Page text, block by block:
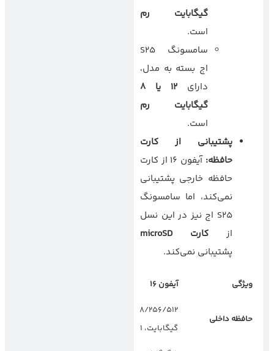
گیگابایت رم
است.
سامسونگ S25
اج بسته به مدل،
دارای۱۲ یا۸
گیگابایت رم
است.
پشتیبانی از کارت
حافظه:
آیفون ۱۶ از کارت
حافظه خارجی پشتیبانی
نمی‌کند، اما سامسونگ
S25 اج نیز در این نسل
ازکارت microSD
پشتیبانی نمی‌کند.
ویژگی آیفون ۱۶
حافظه داخلی
۱۲۸/۲۵۶/۵۱۲
گیگابایت، ۱ ترابایت